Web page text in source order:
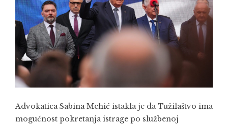
Advokatica Sabina Mehić istakla je da Tužilaštvo ima
mogućnost pokretanja istrage po službenoj